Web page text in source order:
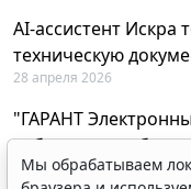
AI-ассистент Искра
техническую
28 апреля 2026
"ГАРАНТ
вебинар по работе
23 апреля 2026
Мы обрабатываем